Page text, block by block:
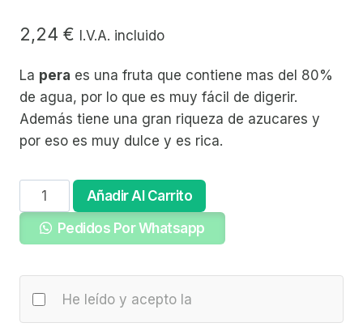
2,24 € I.V.A. incluido
La pera es una fruta que contiene mas del 80%
de agua, por lo que es muy fácil de digerir.
Además tiene una gran riqueza de azucares y
por eso es muy dulce y es rica.
Pera
Conferencia
extra
kg)
cantidad
Añadir Al Carrito
Pedidos Por Whatsapp
He leído y acepto la